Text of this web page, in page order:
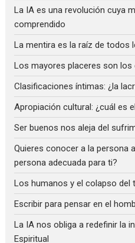
La IA es una revolución cuya
comprendido
La mentira es la raíz de todos
Los mayores placeres son los
Clasificaciones íntimas: ¿la
Apropiación cultural: ¿cuál es
Ser buenos nos aleja del
Quieres conocer a la persona
persona adecuada para ti?
Los humanos y el colapso del
Escribir para pensar en el
La IA nos obliga a redefinir la
Espiritual